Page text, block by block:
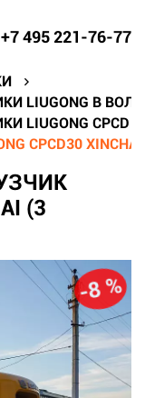
+7 495 221-76-77
LIUGONG В
CPCD
CPCD30
(3
-8 %